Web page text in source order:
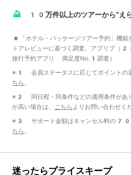
10万件以上のツアーから“え
*「ホテル・パッケージツアー予約」機能
トアレビューに基づく調査。アプリ
旅行予約アプリ 満足度No.1調査）
※1 会員ステータスに応じてポイントの
ちら 。
※2 同日程・同条件などの適用条件があ
が高い場合は、
こちら よりお問い合わせく
※3 サポート金額はキャンセル料の
ちら 。
迷ったらプライスキープ